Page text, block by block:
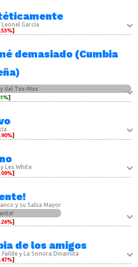
Leonel García
]
demasiado (Cumbia
del Tex-Mex
]
]
Lex White
]
y su Salsa Mayor
]
de los amigos
y La Sonora Dinamita
]